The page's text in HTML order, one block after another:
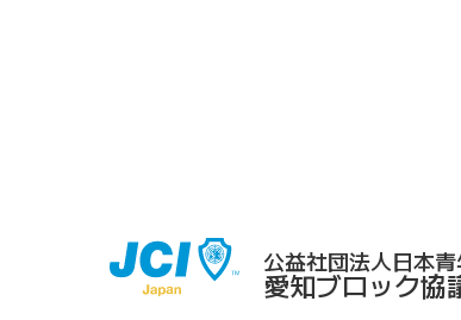
公益社団法人日本
愛知ブロック協